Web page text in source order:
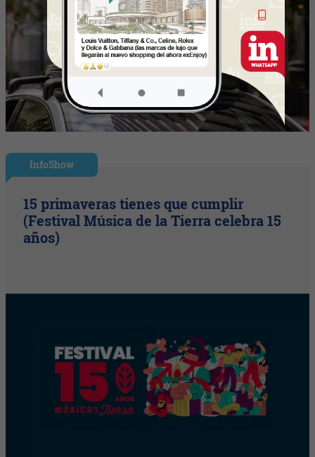
InfoShow
15 primaveras tienes que cumplir
(Festival Música de la Tierra celebra 15
años)